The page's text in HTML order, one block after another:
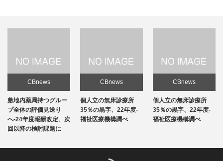
CBnews
敷地内薬局持つグルー
プ全体の評価見送り
へ-24年度報酬改定、次
回以降の検討課題に
CBnews
個人立の無床診療所
35％の黒字、22年度-
福祉医療機構調べ
CBnews
個人立の無床診療所
35％の黒字、22年度-
福祉医療機構調べ